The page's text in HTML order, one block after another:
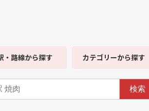
・路線から探す カテゴリーから探す
検索